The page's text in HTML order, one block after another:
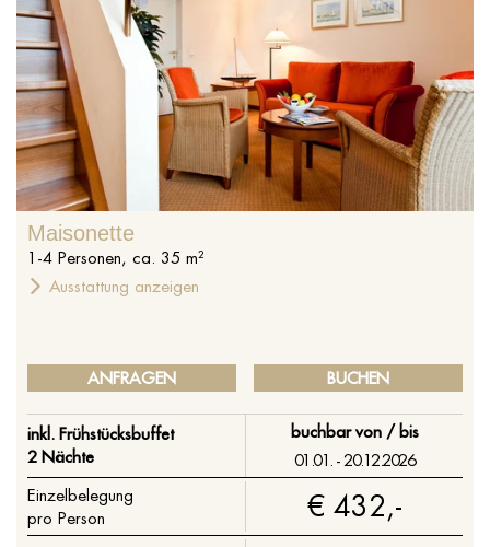
Maisonette
1 -4 Personen, ca. 35 m²
Ausstattung anzeigen
ANFRAGEN BUCHEN
inkl. Frühstücksbuffet
2 Nächte
buchbar von / bis
01.01. - 20.12.2026
Einzelbelegung
pro Person
€ 432,-